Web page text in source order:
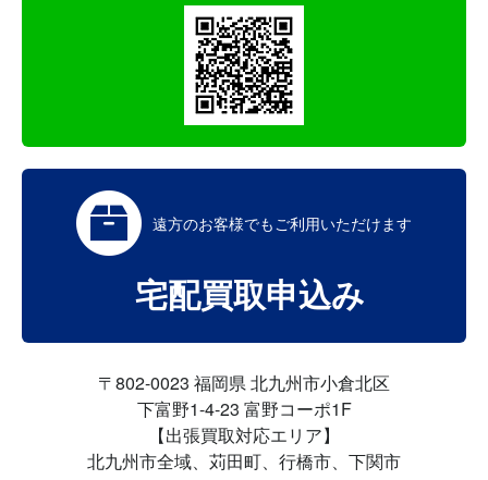
遠方のお客様でもご利用いただけます
宅配買取申込み
〒802-0023 福岡県 北九州市小倉北区
下富野1-4-23 富野コーポ1F
【出張買取対応エリア】
北九州市全域、苅田町、行橋市、下関市